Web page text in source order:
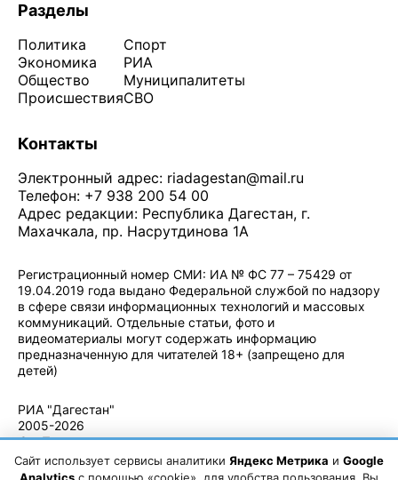
Разделы
Политика
Экономика
Общество
Происшествия
Спорт
РИА
Муниципалитеты
СВО
Контакты
Электронный адрес: riadagestan@mail.ru
Телефон: +7 938 200 54 00
Адрес редакции: Республика Дагестан, г.
Махачкала, пр. Насрутдинова 1А
Регистрационный номер СМИ: ИА № ФС 77 – 75429 от
19.04.2019 года выдано Федеральной службой по надзору
в сфере связи информационных технологий и массовых
коммуникаций. Отдельные статьи, фото и
видеоматериалы могут содержать информацию
предназначенную для читателей 18+ (запрещено для
детей)
РИА "Дагестан"
2005-2026
© - Правила
использования
материалов.
Сайт использует сервисы аналитики Яндекс Метрика и Google